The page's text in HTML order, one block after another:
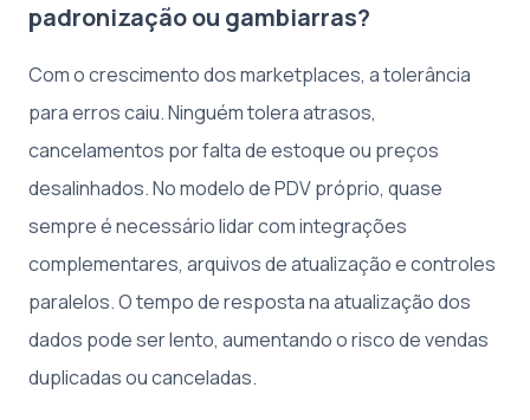
padronização ou gambiarras?
Com o crescimento dos marketplaces, a tolerância
para erros caiu. Ninguém tolera atrasos,
cancelamentos por falta de estoque ou preços
desalinhados. No modelo de PDV próprio, quase
sempre é necessário lidar com integrações
complementares, arquivos de atualização e controles
paralelos. O tempo de resposta na atualização dos
dados pode ser lento, aumentando o risco de vendas
duplicadas ou canceladas.